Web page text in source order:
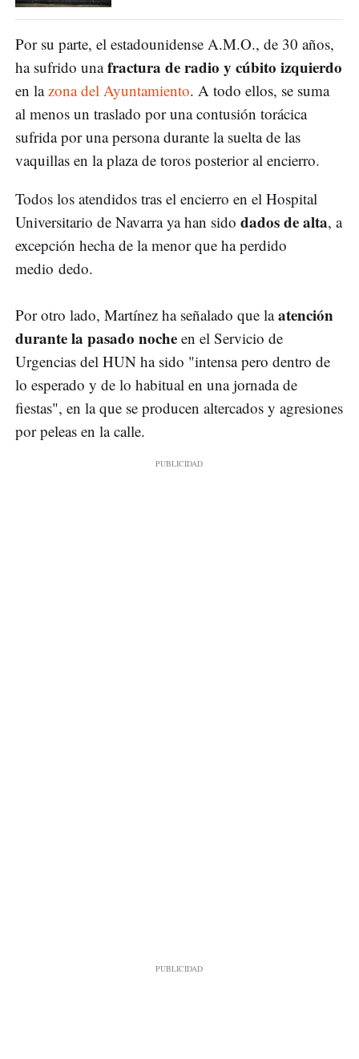
Por su parte, el estadounidense A.M.O., de 30 años,
ha sufrido unafractura de radio y cúbito izquierdo
en la zona del Ayuntamiento. A todo ellos, se suma
al menos un traslado por una contusión torácica
sufrida por una persona durante la suelta de las
vaquillas en la plaza de toros posterior al encierro.
Todos los atendidos tras el encierro en el Hospital
Universitario de Navarra ya han sido dados de alta, a
excepción hecha de la menor que ha perdido
medio dedo.
Por otro lado, Martínez ha señalado que laatención
durante la pasado noche en el Servicio de
Urgencias del HUN ha sido "intensa pero dentro de
lo esperado y de lo habitual en una jornada de
fiestas", en la que se producen altercados y agresiones
por peleas en la calle.